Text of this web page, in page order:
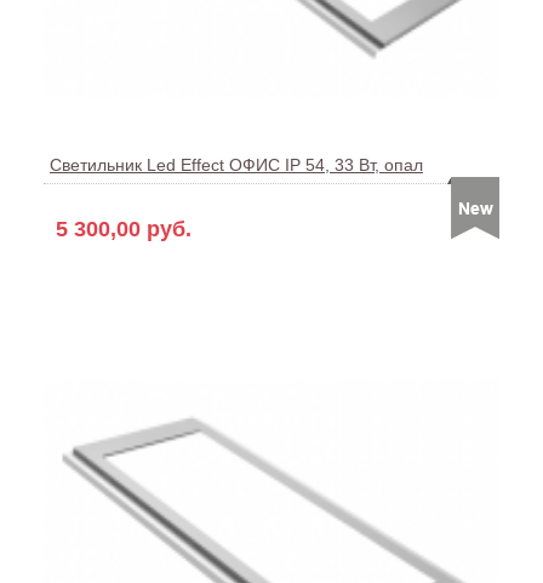
Светильник Led Effect ОФИС IP 54, 33 Вт, опал
5 300,00 руб.